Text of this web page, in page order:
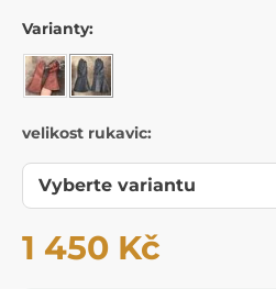
Varianty:
velikost rukavic:
1 450 Kč